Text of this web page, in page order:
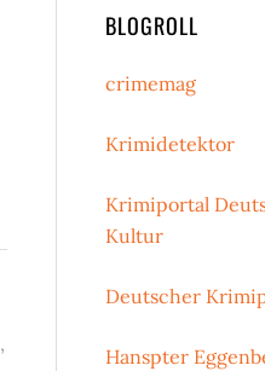
,
BLOGROLL
crimemag
Krimidetektor
Krimiportal
Kultur
Deutscher
Hanspter